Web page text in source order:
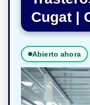
Cugat |
Abierto ahora